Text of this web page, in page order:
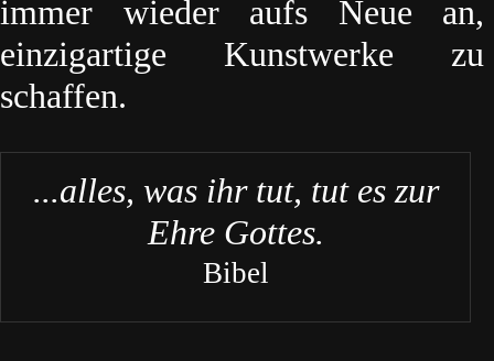
immer wieder aufs Neue an,
einzigartige Kunstwerke zu
schaffen.
...alles, was ihr tut, tut es zur
Ehre Gottes.
Bibel